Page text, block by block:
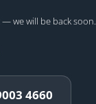
we will be back soon.
4660